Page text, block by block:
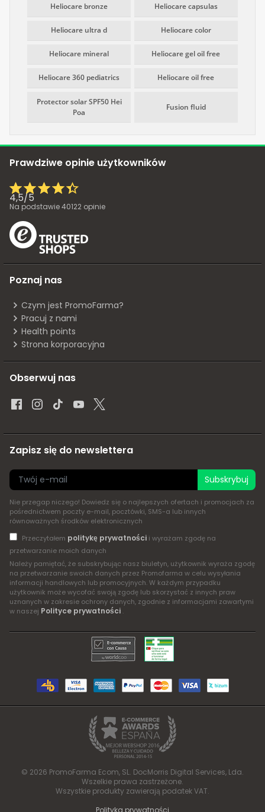
Heliocare bronze Heliocare capsulas
Heliocare ultra d Heliocare color
Heliocare mineral Heliocare gel oil free
Heliocare 360 pediatrics Heliocare oil free
Protector solar SPF50 Hei
Poa
Fusion fluid
Prawdziwe opinie użytkowników
4,5/5
Na podstawie40122 opinie
Poznaj nas
Czym jest PromoFarma?
Pracuj z nami
Health points
Strona korporacyjna
Obserwuj nas
Zapisz się do newslettera
Subskrybuj
Nie przegap niczego! Dowiedz się o najlepszych ofertach i promocjach za
pośrednictwem poczty e-mail, pocztówki, SMS-a lub innych
równoważnych środków elektronicznych
Przeczytałem politykę prywatnościi wyrażam zgodę na
przetwarzanie moich danych
Należy pamiętać, że subskrybując nasz biuletyn, użytkownik wyraża zgodę
na przetwarzanie swoich danych przez Promofarma w celu wysyłania
informacji handlowych lub promocyjnych. W każdym przypadku
użytkownik może wycofać swoją zgodę lub skorzystać z innych praw
uznanych w zakresie ochrony danych, zgodnie z informacjami zawartymi
w naszej Polityce prywatności .
© 2026 PromoFarma Ecom, SL. DocMorris Digital Services, Lda.
Wszelkie prawa zastrzeżone.
Wszystkie produkty zawierają podatek VAT.
Polityka prywatności